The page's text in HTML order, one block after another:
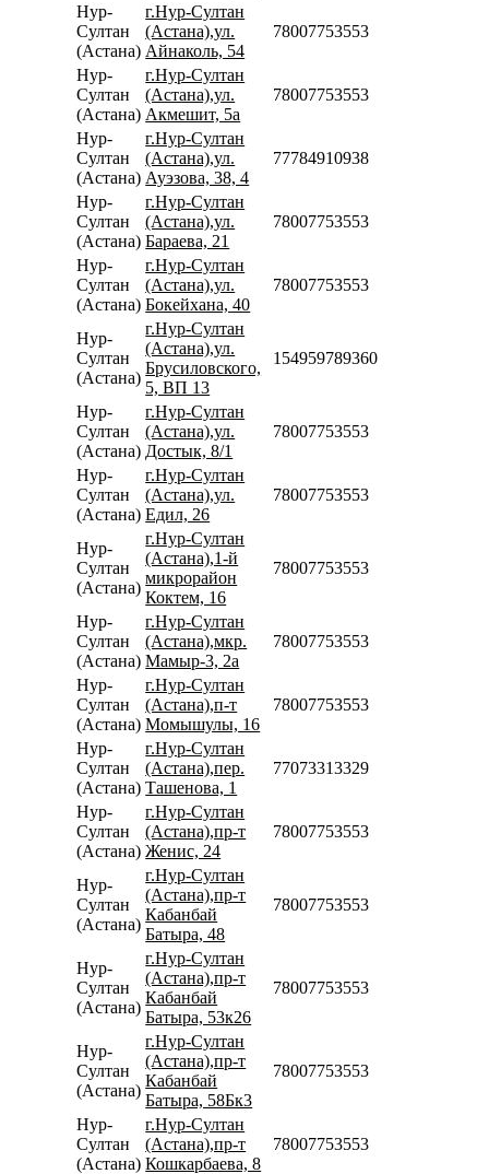
Нур-
Султан
(Астана)
г.Нур-Султан
(Астана),ул.
Айнаколь, 54
78007753553
Нур-
Султан
(Астана)
г.Нур-Султан
(Астана),ул.
Акмешит, 5а
78007753553
Нур-
Султан
(Астана)
г.Нур-Султан
(Астана),ул.
Ауэзова, 38, 4
77784910938
Нур-
Султан
(Астана)
г.Нур-Султан
(Астана),ул.
Бараева, 21
78007753553
Нур-
Султан
(Астана)
г.Нур-Султан
(Астана),ул.
Бокейхана, 40
78007753553
Нур-
Султан
(Астана)
г.Нур-Султан
(Астана),ул.
Брусиловского,
5, ВП 13
154959789360
Нур-
Султан
(Астана)
г.Нур-Султан
(Астана),ул.
Достык, 8/1
78007753553
Нур-
Султан
(Астана)
г.Нур-Султан
(Астана),ул.
Едил, 26
78007753553
Нур-
Султан
(Астана)
г.Нур-Султан
(Астана),1-й
микрорайон
Коктем, 16
78007753553
Нур-
Султан
(Астана)
г.Нур-Султан
(Астана),мкр.
Мамыр-3, 2а
78007753553
Нур-
Султан
(Астана)
г.Нур-Султан
(Астана),п-т
Момышулы, 16
78007753553
Нур-
Султан
(Астана)
г.Нур-Султан
(Астана),пер.
Ташенова, 1
77073313329
Нур-
Султан
(Астана)
г.Нур-Султан
(Астана),пр-т
Женис, 24
78007753553
Нур-
Султан
(Астана)
г.Нур-Султан
(Астана),пр-т
Кабанбай
Батыра, 48
78007753553
Нур-
Султан
(Астана)
г.Нур-Султан
(Астана),пр-т
Кабанбай
Батыра, 53к26
78007753553
Нур-
Султан
(Астана)
г.Нур-Султан
(Астана),пр-т
Кабанбай
Батыра, 58Бк3
78007753553
Нур-
Султан
(Астана)
г.Нур-Султан
(Астана),пр-т
Кошкарбаева, 8
78007753553